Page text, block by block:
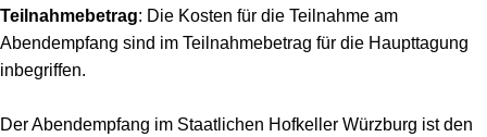
Teilnahmebetrag: Die Kosten für die Teilnahme am
Abendempfang sind im Teilnahmebetrag für die Haupttagung
inbegriffen.
Der Abendempfang im Staatlichen Hofkeller Würzburg ist den